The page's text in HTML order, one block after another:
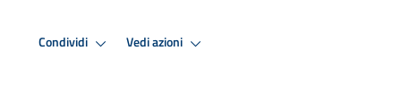
Condividi Vedi azioni